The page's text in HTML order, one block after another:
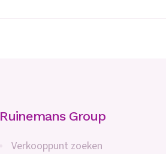
Ruinemans Group
Verkooppunt zoeken